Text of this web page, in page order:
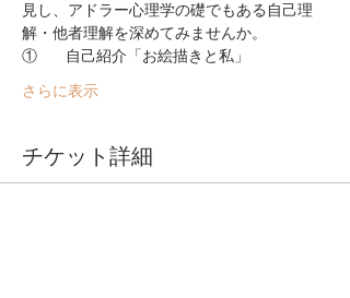
見し、アドラー心理学の礎でもある自己理
さらに表示
チケット詳細